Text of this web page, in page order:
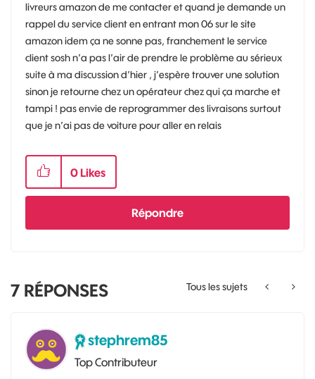
livreurs amazon de me contacter et quand je demande un
rappel du service client en entrant mon 06 sur le site
amazon idem ça ne sonne pas, franchement le service
client sosh n’a pas l’air de prendre le problème au sérieux
suite à ma discussion d’hier , j’espère trouver une solution
sinon je retourne chez un opérateur chez qui ça marche et
tampi ! pas envie de reprogrammer des livraisons surtout
que je n’ai pas de voiture pour aller en relais
0 Likes
Répondre
Tous les sujets
7 RÉPONSES
stephrem85
Top Contributeur